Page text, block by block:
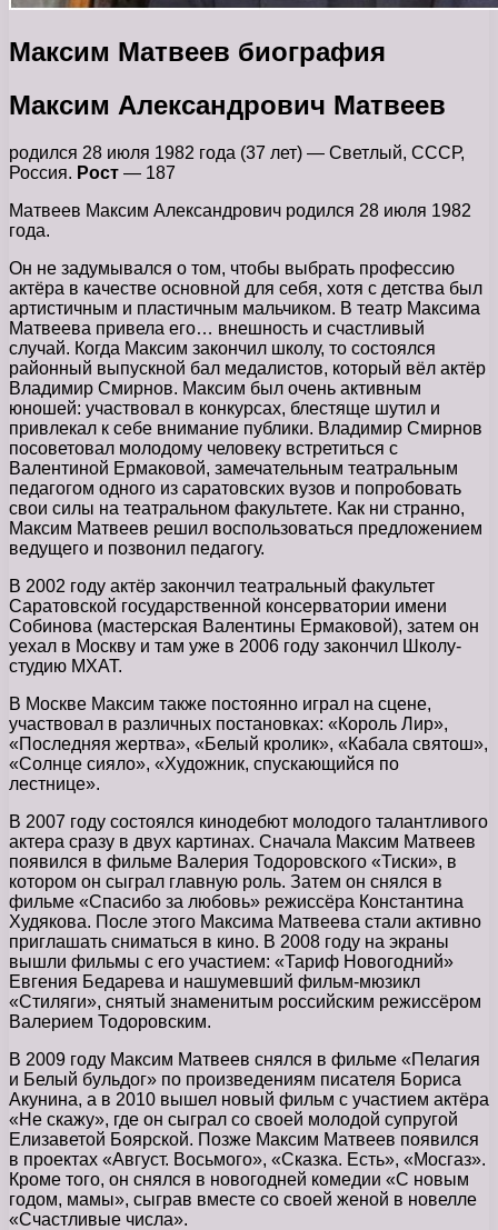
Максим Матвеев биография
Максим Александрович Матвеев
родился 28 июля 1982 года (37 лет) — Светлый, СССР,
Россия. Рост — 187
Матвеев Максим Александрович родился 28 июля 1982
года.
Он не задумывался о том, чтобы выбрать профессию
актёра в качестве основной для себя, хотя с детства был
артистичным и пластичным мальчиком. В театр Максима
Матвеева привела его… внешность и счастливый
случай. Когда Максим закончил школу, то состоялся
районный выпускной бал медалистов, который вёл актёр
Владимир Смирнов. Максим был очень активным
юношей: участвовал в конкурсах, блестяще шутил и
привлекал к себе внимание публики. Владимир Смирнов
посоветовал молодому человеку встретиться с
Валентиной Ермаковой, замечательным театральным
педагогом одного из саратовских вузов и попробовать
свои силы на театральном факультете. Как ни странно,
Максим Матвеев решил воспользоваться предложением
ведущего и позвонил педагогу.
В 2002 году актёр закончил театральный факультет
Саратовской государственной консерватории имени
Собинова (мастерская Валентины Ермаковой), затем он
уехал в Москву и там уже в 2006 году закончил Школу-
студию МХАТ.
В Москве Максим также постоянно играл на сцене,
участвовал в различных постановках: «Король Лир»,
«Последняя жертва», «Белый кролик», «Кабала святош»,
«Солнце сияло», «Художник, спускающийся по
лестнице».
В 2007 году состоялся кинодебют молодого талантливого
актера сразу в двух картинах. Сначала Максим Матвеев
появился в фильме Валерия Тодоровского «Тиски», в
котором он сыграл главную роль. Затем он снялся в
фильме «Спасибо за любовь» режиссёра Константина
Худякова. После этого Максима Матвеева стали активно
приглашать сниматься в кино. В 2008 году на экраны
вышли фильмы с его участием: «Тариф Новогодний»
Евгения Бедарева и нашумевший фильм-мюзикл
«Стиляги», снятый знаменитым российским режиссёром
Валерием Тодоровским.
В 2009 году Максим Матвеев снялся в фильме «Пелагия
и Белый бульдог» по произведениям писателя Бориса
Акунина, а в 2010 вышел новый фильм с участием актёра
«Не скажу», где он сыграл со своей молодой супругой
Елизаветой Боярской. Позже Максим Матвеев появился
в проектах «Август. Восьмого», «Сказка. Есть», «Мосгаз».
Кроме того, он снялся в новогодней комедии «С новым
годом, мамы», сыграв вместе со своей женой в новелле
«Счастливые числа».